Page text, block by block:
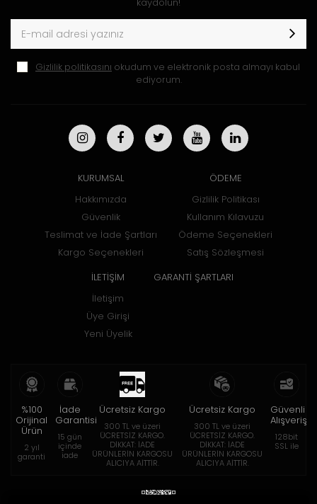
kaydolun!
Gizlilik politikasını okudum ve elektronik posta almayı kabul
ediyorum.
KURUMSAL
Hakkımızda
Güvenlik
Teslimat ve İade Şartları
Kargo Seçenekleri
ÖDEME
Gizlilik Politikası
Kullanım Kılavuzu
Ödeme Seçenekleri
Satış Sözleşmesi
İLETİŞİM
İletişim
Üye Girişi
Yeni Üyelik
GARANTİ ŞARTLARI
%100
Orijinal
Ürün
2 yıl
garanti
İade
Garantisi
15 gün
içinde
iade
Ücretsiz Kargo
300 TL ve üzeri
ÜCRETSİZ KARGO.
DİKKAT: İADE
ÜRÜNLERİN KARGOSU
ALICIYA AİTTİR.
Ücretsiz Kargo
300 TL ve üzeri
ÜCRETSİZ KARGO.
DİKKAT: İADE
ÜRÜNLERİN KARGOSU
ALICIYA AİTTİR.
Güvenli
Alışveriş
128bit
SSL ile